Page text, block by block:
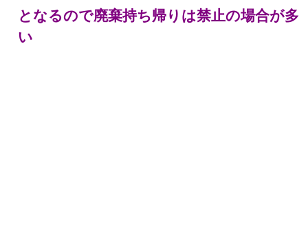
となるので廃棄持ち帰りは禁止の場合が多
い